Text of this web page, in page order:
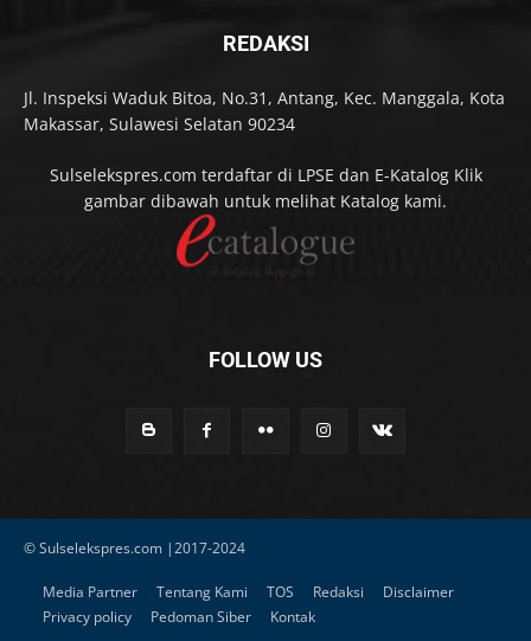
REDAKSI
Jl. Inspeksi Waduk Bitoa, No.31, Antang, Kec. Manggala, Kota
Makassar, Sulawesi Selatan 90234
Sulselekspres.com terdaftar di LPSE dan E-Katalog Klik
gambar dibawah untuk melihat Katalog kami.
FOLLOW US
© Sulselekspres.com |2017-2024
Media Partner Tentang Kami TOS Redaksi
Disclaimer
Privacy policy
Pedoman Siber Kontak